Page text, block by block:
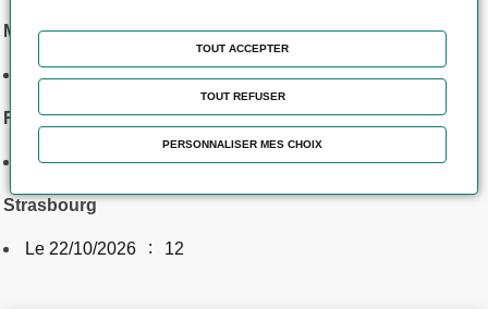
Mulhouse
Le 01/12/2026 : 12
Reichshoffen
Le 28/10/2026 : 12
Strasbourg
Le 22/10/2026 : 12
TOUT ACCEPTER
TOUT REFUSER
PERSONNALISER MES CHOIX